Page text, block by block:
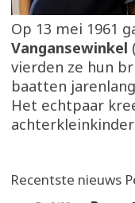
Op 13 mei 1961
Vangansewinkel
vierden ze hun
baatten
Het echtpaar
Recentste nieuws